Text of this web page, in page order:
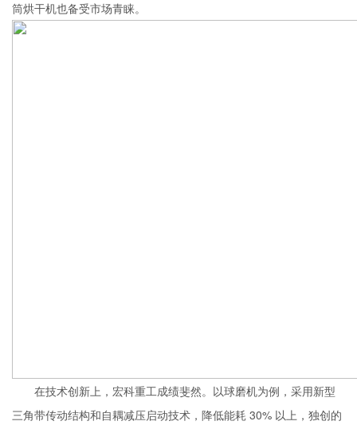
筒烘干机也备受市场青睐。
在技术创新上，宏科重工成绩斐然。以球磨机为例，采用新型
三角带传动结构和自耦减压启动技术，降低能耗 30% 以上，独创的